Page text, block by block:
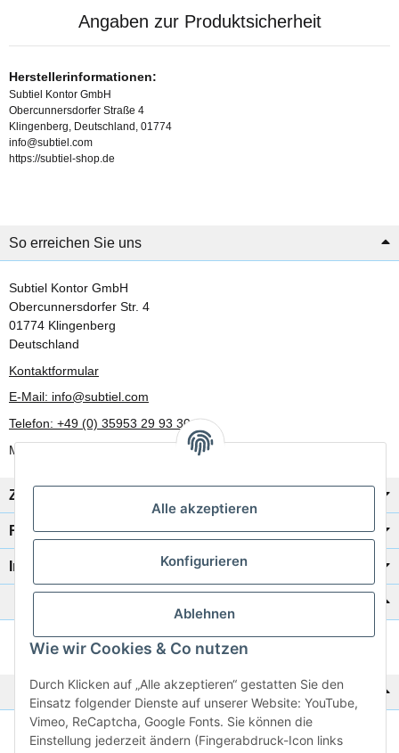
Alle akzeptieren
Konfigurieren
Ablehnen
Wie wir Cookies & Co nutzen
Durch Klicken auf „Alle akzeptieren“ gestatten Sie den
Einsatz folgender Dienste auf unserer Website: YouTube,
Vimeo, ReCaptcha, Google Fonts. Sie können die
Einstellung jederzeit ändern (Fingerabdruck-Icon links
Angaben zur Produktsicherheit
Herstellerinformationen:
Subtiel Kontor GmbH
Obercunnersdorfer Straße 4
Klingenberg, Deutschland, 01774
info@subtiel.com
https://subtiel-shop.de
So erreichen Sie uns
Subtiel Kontor GmbH
Obercunnersdorfer Str. 4
01774 Klingenberg
Deutschland
Kontaktformular
E-Mail: info@subtiel.com
Telefon: +49 (0) 35953 29 93 30
Mo-Fr: 8:00 Uhr - 17:00 Uhr
Zahlung/Versand
Rechtliches
Informationen
Zur Schnellbestellung
Noch kein Katalog?
Preisliste anschauen